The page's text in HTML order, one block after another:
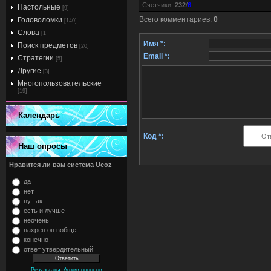
Настольные [9]
Головоломки [140]
Слова [1]
Поиск предметов [20]
Стратегии [5]
Другие [3]
Многопользовательские
[19]
Календарь
Наш опросы
Нравится ли вам система Ucoz
да
нет
ну так
есть и лучше
неочень
нахрен он вобще
конечно
ответ утвердительный
Результаты Архив опросов
Счетчики: 232/6
Всего комментариев: 0
Имя *:
Email *:
Код *: